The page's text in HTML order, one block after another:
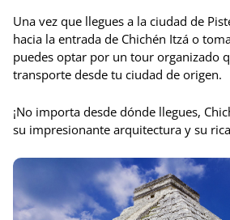
Una vez que llegues a la ciudad de
hacia la entrada de Chichén Itzá o
puedes optar por un tour organizado
transporte desde tu ciudad de origen.
¡No importa desde dónde llegues,
su impresionante arquitectura y su